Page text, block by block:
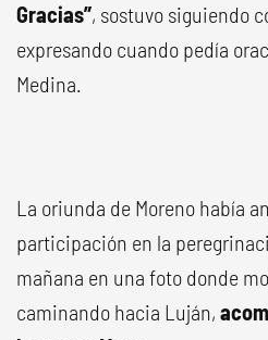
Gracias”, sostuvo siguiendo
expresando cuando pedía
Medina.
La oriunda de Moreno había
participación en la
mañana en una foto donde
caminando hacia Luján,